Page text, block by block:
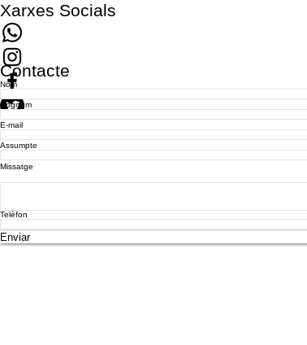
Xarxes Socials
Contacte
Nom
Cognom
E-mail
Assumpte
Missatge
Telèfon
Enviar